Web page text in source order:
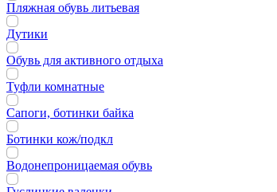
Пляжная обувь литьевая
Дутики
Обувь для активного отдыха
Туфли комнатные
Сапоги, ботинки байка
Ботинки кож/подкл
Водонепроницаемая обувь